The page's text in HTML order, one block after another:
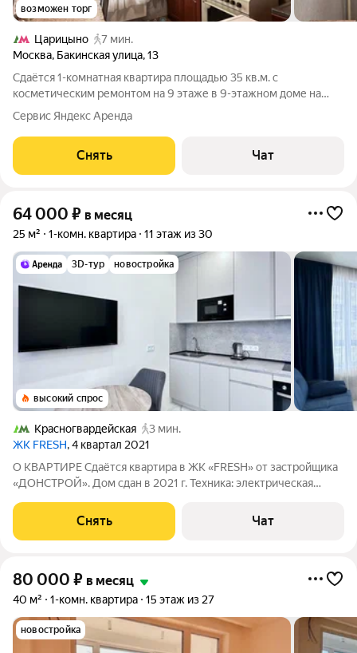
возможен торг
Царицыно
7 мин.
Москва, Бакинская улица,13
Сдаётся 1-комнатная квартира площадью 35 кв.м. с
косметическим ремонтом на 9 этаже в 9-этажном доме на
срок от 11 месяцев. Из техники есть: Телевизор Духовой шкаф
Стиральная машина Холодильник Посудомоечная машина
Микроволновка Пылесос Дом -
Сервис Яндекс Аренда
Снять Чат
64 000 ₽ в месяц
25 м² 1-комн. квартира 11 этаж из 30
3D-тур новостройка
высокий спрос
Красногвардейская
3 мин.
ЖК FRESH, 4 квартал 2021
О КВАРТИРЕ Сдаётся квартира в ЖК «FRESH» от застройщика
«ДОНСТРОЙ». Дом сдан в 2021 г. Техника: электрическая
микроволновая печь, вытяжка, стиральная машина Мебель:
кухонный гарнитур со
Снять Чат
80 000 ₽ в месяц
40 м² 1-комн. квартира 15 этаж из 27
новостройка